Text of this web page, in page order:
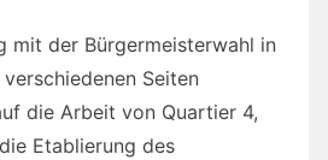
mit der Bürgermeisterwahl in
Seiten
die Arbeit von Quartier 4,
Etablierung des